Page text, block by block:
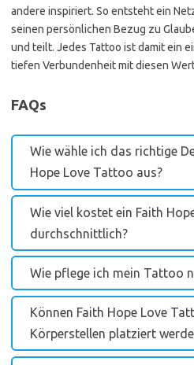
andere inspiriert. So entsteht ein
seinen persönlichen Bezug zu
und teilt. Jedes Tattoo ist damit ein
tiefen Verbundenheit mit diesen
FAQs
Wie wähle ich das richtige
Hope Love Tattoo aus?
Wie viel kostet ein Faith
durchschnittlich?
Wie pflege ich mein Tattoo
Können Faith Hope Love
Körperstellen platziert